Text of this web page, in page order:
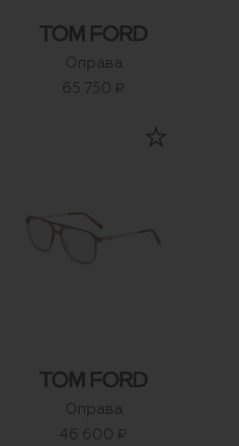
Оправа
65 750 ₽
Оправа
46 600 ₽